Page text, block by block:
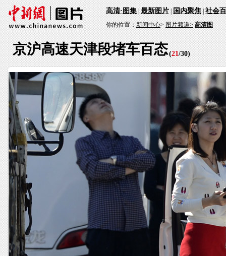
高清·图集|最新图片|国内聚焦|社会
你的位置：新闻中心>图片频道> 高清图
京沪高速天津段堵车百态(21/30)